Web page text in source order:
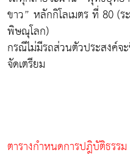
ขาว” หลักกิโลเมตร ที่ 80 (ร
พิษณุโลก)
กรณีไม่มีรถส่วนตัวประสงค์จ
จัดเตรียม
ตารางกำหนดการปฎิบัติธรร